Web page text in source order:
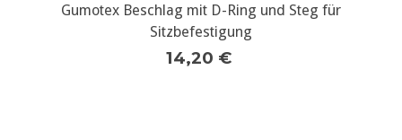
Gumotex Beschlag mit D-Ring und Steg für
Sitzbefestigung
14,20 €